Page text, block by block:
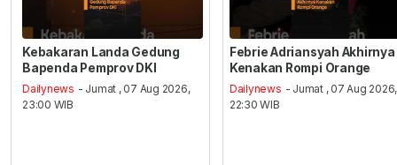
Kebakaran Landa Gedung
Bapenda Pemprov DKI
Dailynews - Jumat , 07 Aug 2026,
23:00 WIB
Febrie Adriansyah Akhirnya
Kenakan Rompi Orange
Dailynews - Jumat , 07 Aug 2026,
22:30 WIB